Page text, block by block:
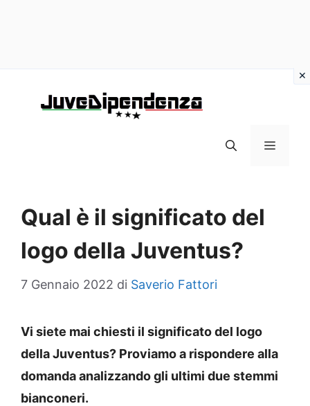
MENU
Qual è il significato del
logo della Juventus?
7 Gennaio 2022 di Saverio Fattori
Vi siete mai chiesti il significato del logo
della Juventus? Proviamo a rispondere alla
domanda analizzando gli ultimi due stemmi
bianconeri.